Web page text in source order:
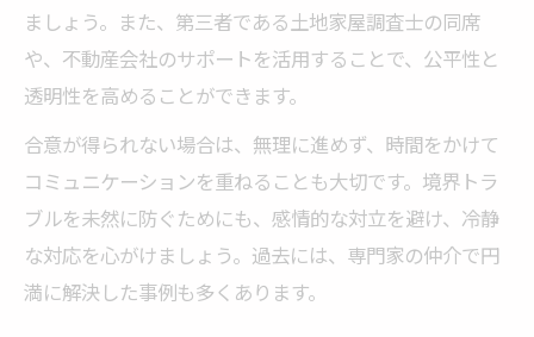
ましょう。また、第三者である土地家屋調査士の同席
や、不動産会社のサポートを活用することで、公平性と
透明性を高めることができます。
合意が得られない場合は、無理に進めず、時間をかけて
コミュニケーションを重ねることも大切です。境界トラ
ブルを未然に防ぐためにも、感情的な対立を避け、冷静
な対応を心がけましょう。過去には、専門家の仲介で円
満に解決した事例も多くあります。